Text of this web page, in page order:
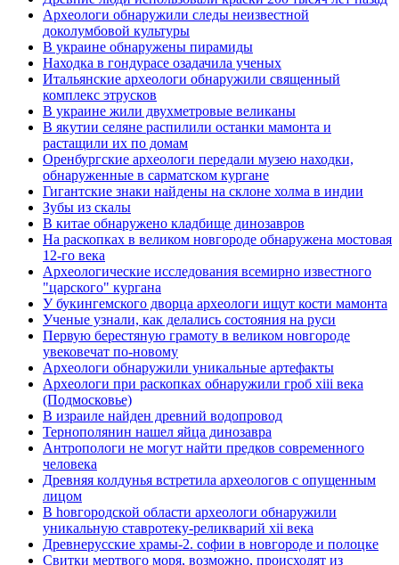
Археологи обнаружили следы неизвестной
доколумбовой культуры
В украине обнаружены пирамиды
Находка в гондурасе озадачила ученых
Итальянские археологи обнаружили священный
комплекс этрусков
В украине жили двухметровые великаны
В якутии селяне распилили останки мамонта и
растащили их по домам
Оренбургские археологи передали музею находки,
обнаруженные в сарматском кургане
Гигантские знаки найдены на склоне холма в индии
Зубы из скалы
В китае обнаружено кладбище динозавров
На раскопках в великом новгороде обнаружена мостовая
12-го века
Археологические исследования всемирно известного
"царского" кургана
У букингемского дворца археологи ищут кости мамонта
Ученые узнали, как делались состояния на руси
Первую берестяную грамоту в великом новгороде
увековечат по-новому
Археологи обнаружили уникальные артефакты
Археологи при раскопках обнаружили гроб xiii века
(Подмосковье)
В израиле найден древний водопровод
Тернополянин нашел яйца динозавра
Антропологи не могут найти предков современного
человека
Древняя колдунья встретила археологов с опущенным
лицом
В hовгородской области археологи обнаружили
уникальную ставротеку-реликварий xii века
Древнерусские храмы-2. софии в новгороде и полоцке
Свитки мертвого моря, возможно, происходят из